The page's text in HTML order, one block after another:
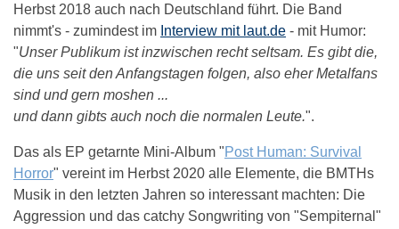
Herbst 2018 auch nach Deutschland führt. Die Band
nimmt's - zumindest im Interview mit laut.de - mit Humor:
"Unser Publikum ist inzwischen recht seltsam. Es gibt die,
die uns seit den Anfangstagen folgen, also eher Metalfans
sind und gern moshen ...
und dann gibts auch noch die normalen Leute.".
Das als EP getarnte Mini-Album "Post Human: Survival
Horror" vereint im Herbst 2020 alle Elemente, die BMTHs
Musik in den letzten Jahren so interessant machten: Die
Aggression und das catchy Songwriting von "Sempiternal"